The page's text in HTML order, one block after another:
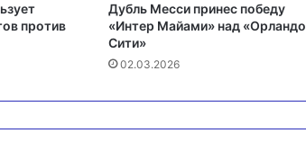
против
Дубль Месси принес победу
«Интер Майами» над «Орландо
Сити»
02.03.2026